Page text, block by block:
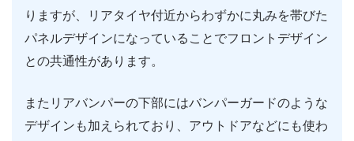
りますが、リアタイヤ付近からわずかに丸みを帯びた
パネルデザインになっていることでフロントデザイン
との共通性があります。
またリアバンパーの下部にはバンパーガードのような
デザインも加えられており、アウトドアなどにも使わ